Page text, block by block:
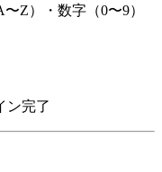
Z）・数字（0〜9）
ン完了